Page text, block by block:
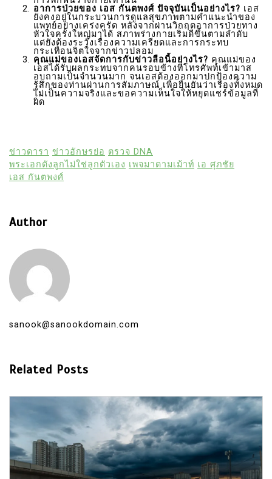
อาการป่วยของ เอส กันตพงศ์ ปัจจุบันเป็นอย่างไร? เอส
ยังคงอยู่ในกระบวนการดูแลสุขภาพตามคำแนะนำของ
แพทย์อย่างเคร่งครัด หลังจากผ่านวิกฤตอาการป่วยทาง
หัวใจครั้งใหญ่มาได้ สภาพร่างกายเริ่มดีขึ้นตามลำดับ
แต่ยังต้องระวังเรื่องความเครียดและการกระทบ
กระเทือนจิตใจจากข่าวปลอม
คุณแม่ของเอสจัดการกับข่าวลือนี้อย่างไร? คุณแม่ของ
เอสได้รับผลกระทบจากคนรอบข้างที่โทรศัพท์เข้ามาส
อบถามเป็นจำนวนมาก จนเอสต้องออกมาปกป้องความ
รู้สึกของท่านผ่านการสัมภาษณ์ เพื่อยืนยันว่าเรื่องทั้งหมด
ไม่เป็นความจริงและขอความเห็นใจให้หยุดแชร์ข้อมูลที่
ผิด
ข่าวดารา ข่าวอักษรย่อ ตรวจ DNA
พระเอกดังลูกไม่ใช่ลูกตัวเอง เพจมาดามเม้าท์ เอ ศุภชัย
เอส กันตพงศ์
Author
sanook@sanookdomain.com
Related Posts